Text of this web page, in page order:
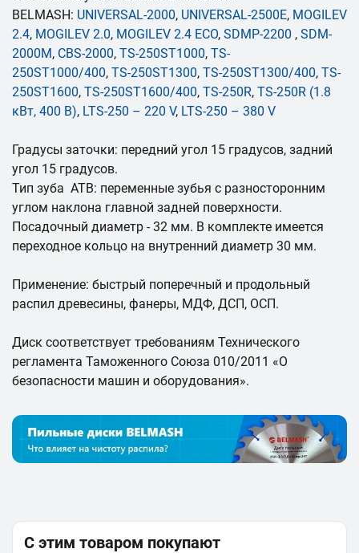
BELMASH: UNIVERSAL-2000, UNIVERSAL-2500E, MOGILEV
2.4, MOGILEV 2.0, MOGILEV 2.4 ECO, SDMP-2200 , SDM-
2000M, CBS-2000, TS-250ST1000, TS-
250ST1000/400, TS-250ST1300, TS-250ST1300/400, TS-
250ST1600, TS-250ST1600/400, TS-250R, TS-250R (1.8
кВт, 400 В), LTS-250 – 220 V, LTS-250 – 380 V
Градусы заточки: передний угол 15 градусов, задний
угол 15 градусов.
Тип зуба ATB: переменные зубья с разносторонним
углом наклона главной задней поверхности.
Посадочный диаметр - 32 мм. В комплекте имеется
переходное кольцо на внутренний диаметр 30 мм.
Применение: быстрый поперечный и продольный
распил древесины, фанеры, МДФ, ДСП, ОСП.
Диск соответствует требованиям Технического
регламента Таможенного Союза 010/2011 «О
безопасности машин и оборудования».
С этим товаром покупают